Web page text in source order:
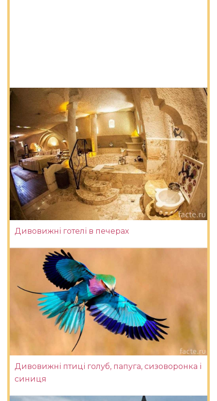
Дивовижні готелі в печерах
Дивовижні птиці голуб, папуга, сизоворонка і
синиця